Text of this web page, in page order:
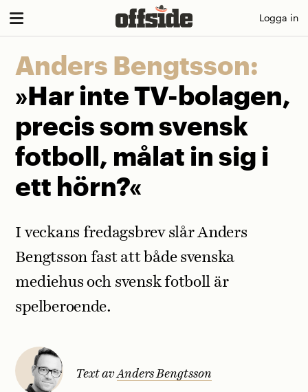
Skip
Logga in
Anders Bengtsson:
»Har inte TV-bolagen,
precis som svensk
fotboll, målat in sig i
ett hörn?«
I veckans fredagsbrev slår Anders
Bengtsson fast att både svenska
mediehus och svensk fotboll är
spelberoende.
Text avAnders Bengtsson